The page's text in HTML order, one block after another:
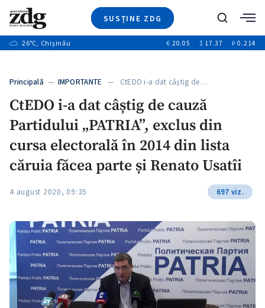
SUSȚINE ZDG
Ştiri
+8
Special
+1
Blog
+2
ZdGust
Caută
26°C, Chișinău € 20.05 $ 17.37 ₽ 0.214
Principală — IMPORTANTE — CtEDO i-a dat câștig de…
CtEDO i-a dat câștig de cauză
Partidului „PATRIA”, exclus din
cursa electorală în 2014 din lista
căruia făcea parte și Renato Usatîi
4 august 2020, 09:35 697 viz.